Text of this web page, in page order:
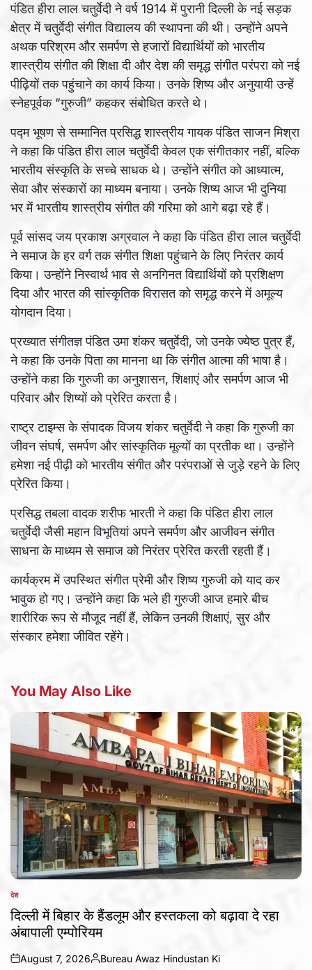
पंडित हीरा लाल चतुर्वेदी ने वर्ष 1914 में पुरानी दिल्ली के नई सड़क
क्षेत्र में चतुर्वेदी संगीत विद्यालय की स्थापना की थी। उन्होंने अपने
अथक परिश्रम और समर्पण से हजारों विद्यार्थियों को भारतीय
शास्त्रीय संगीत की शिक्षा दी और देश की समृद्ध संगीत परंपरा को नई
पीढ़ियों तक पहुंचाने का कार्य किया। उनके शिष्य और अनुयायी उन्हें
स्नेहपूर्वक “गुरुजी” कहकर संबोधित करते थे।
पद्म भूषण से सम्मानित प्रसिद्ध शास्त्रीय गायक पंडित साजन मिश्रा
ने कहा कि पंडित हीरा लाल चतुर्वेदी केवल एक संगीतकार नहीं, बल्कि
भारतीय संस्कृति के सच्चे साधक थे। उन्होंने संगीत को आध्यात्म,
सेवा और संस्कारों का माध्यम बनाया। उनके शिष्य आज भी दुनिया
भर में भारतीय शास्त्रीय संगीत की गरिमा को आगे बढ़ा रहे हैं।
पूर्व सांसद जय प्रकाश अग्रवाल ने कहा कि पंडित हीरा लाल चतुर्वेदी
ने समाज के हर वर्ग तक संगीत शिक्षा पहुंचाने के लिए निरंतर कार्य
किया। उन्होंने निस्वार्थ भाव से अनगिनत विद्यार्थियों को प्रशिक्षण
दिया और भारत की सांस्कृतिक विरासत को समृद्ध करने में अमूल्य
योगदान दिया।
प्रख्यात संगीतज्ञ पंडित उमा शंकर चतुर्वेदी, जो उनके ज्येष्ठ पुत्र हैं,
ने कहा कि उनके पिता का मानना था कि संगीत आत्मा की भाषा है।
उन्होंने कहा कि गुरुजी का अनुशासन, शिक्षाएं और समर्पण आज भी
परिवार और शिष्यों को प्रेरित करता है।
राष्ट्र टाइम्स के संपादक विजय शंकर चतुर्वेदी ने कहा कि गुरुजी का
जीवन संघर्ष, समर्पण और सांस्कृतिक मूल्यों का प्रतीक था। उन्होंने
हमेशा नई पीढ़ी को भारतीय संगीत और परंपराओं से जुड़े रहने के लिए
प्रेरित किया।
प्रसिद्ध तबला वादक शरीफ भारती ने कहा कि पंडित हीरा लाल
चतुर्वेदी जैसी महान विभूतियां अपने समर्पण और आजीवन संगीत
साधना के माध्यम से समाज को निरंतर प्रेरित करती रहती हैं।
कार्यक्रम में उपस्थित संगीत प्रेमी और शिष्य गुरुजी को याद कर
भावुक हो गए। उन्होंने कहा कि भले ही गुरुजी आज हमारे बीच
शारीरिक रूप से मौजूद नहीं हैं, लेकिन उनकी शिक्षाएं, सुर और
संस्कार हमेशा जीवित रहेंगे।
You May Also Like
POSTED
IN
देश
दिल्ली में बिहार के हैंडलूम और हस्तकला को बढ़ावा दे रहा
अंबापाली एम्पोरियम
on
August 7, 2026
Posted
Bureau Awaz Hindustan Ki